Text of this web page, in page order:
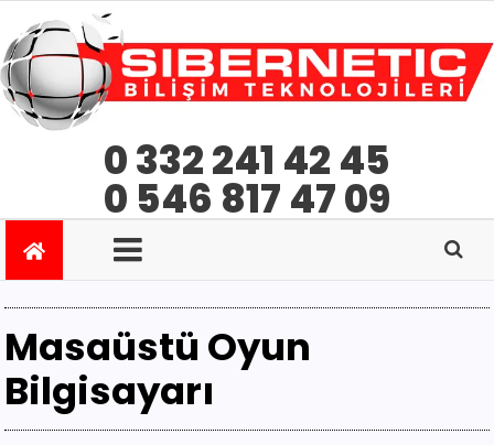
0 332 241 42 45
0 546 817 47 09
Masaüstü Oyun
Bilgisayarı